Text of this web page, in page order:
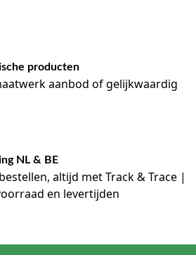
producten
aanbod of gelijkwaardig
NL & BE
altijd met Track & Trace |
en levertijden